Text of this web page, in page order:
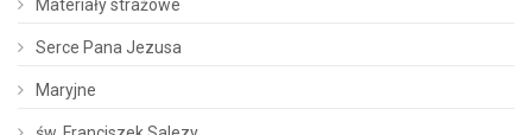
Materiały strażowe
Serce Pana Jezusa
Maryjne